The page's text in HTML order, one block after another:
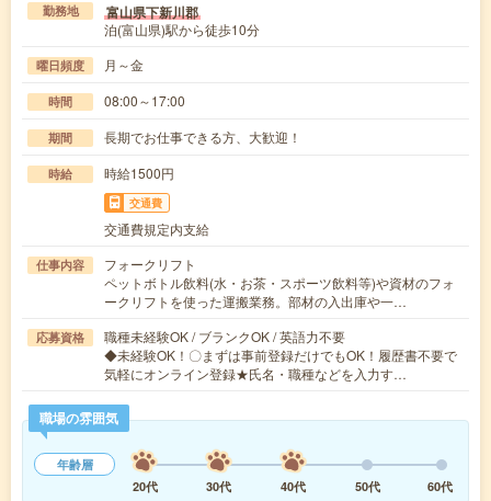
勤務地 富山県下新川郡
泊(富山県)駅から徒歩10分
曜日頻度 月～金
時間 08:00～17:00
期間 長期でお仕事できる方、大歓迎！
時給 時給1500円
交通費
交通費規定内支給
仕事内容
フォークリフト
ペットボトル飲料(水・お茶・スポーツ飲料等)や資材のフォ
ークリフトを使った運搬業務。部材の入出庫や一…
応募資格
職種未経験OK / ブランクOK / 英語力不要
◆未経験OK！〇まずは事前登録だけでもOK！履歴書不要で
気軽にオンライン登録★氏名・職種などを入力す…
職場の雰囲気
年齢層
20代
30代 40代 50代 60代